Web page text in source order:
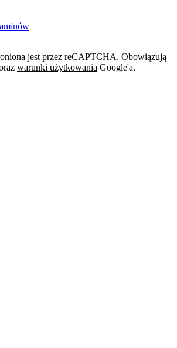
jest przez reCAPTCHA. Obowiązują
warunki użytkowania Google'a.